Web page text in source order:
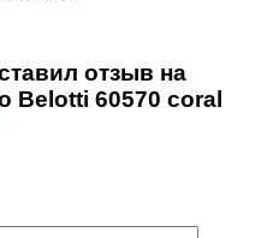
отзыв на
Belotti 60570 coral